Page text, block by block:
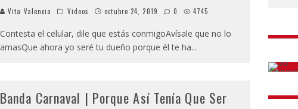
Vita Valencia Videos octubre 24, 2019 0 4745
Contesta el celular, dile que estás conmigoAvísale que no lo
amasQue ahora yo seré tu dueño porque él te ha...
Banda Carnaval | Porque Así Tenía Que Ser